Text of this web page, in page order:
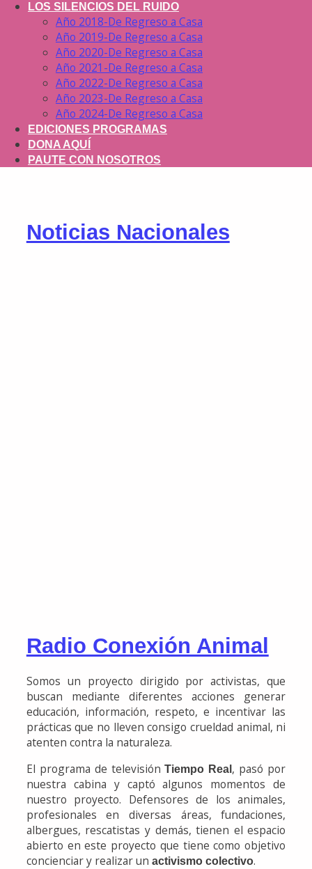
LOS SILENCIOS DEL RUIDO
Año 2018-De Regreso a Casa
Año 2019-De Regreso a Casa
Año 2020-De Regreso a Casa
Año 2021-De Regreso a Casa
Año 2022-De Regreso a Casa
Año 2023-De Regreso a Casa
Año 2024-De Regreso a Casa
EDICIONES PROGRAMAS
DONA AQUÍ
PAUTE CON NOSOTROS
Noticias Nacionales
Radio Conexión Animal
Somos un proyecto dirigido por activistas, que
buscan mediante diferentes acciones generar
educación, información, respeto, e incentivar las
prácticas que no lleven consigo crueldad animal, ni
atenten contra la naturaleza.
El programa de televisiónTiempo Real , pasó por
nuestra cabina y captó algunos momentos de
nuestro proyecto. Defensores de los animales,
profesionales en diversas áreas, fundaciones,
albergues, rescatistas y demás, tienen el espacio
abierto en este proyecto que tiene como objetivo
concienciar y realizar un activismo colectivo.